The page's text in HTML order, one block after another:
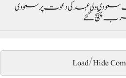
ولی عہد کی دعوت پر سعودی
پہنچ گئے
Load/Hide